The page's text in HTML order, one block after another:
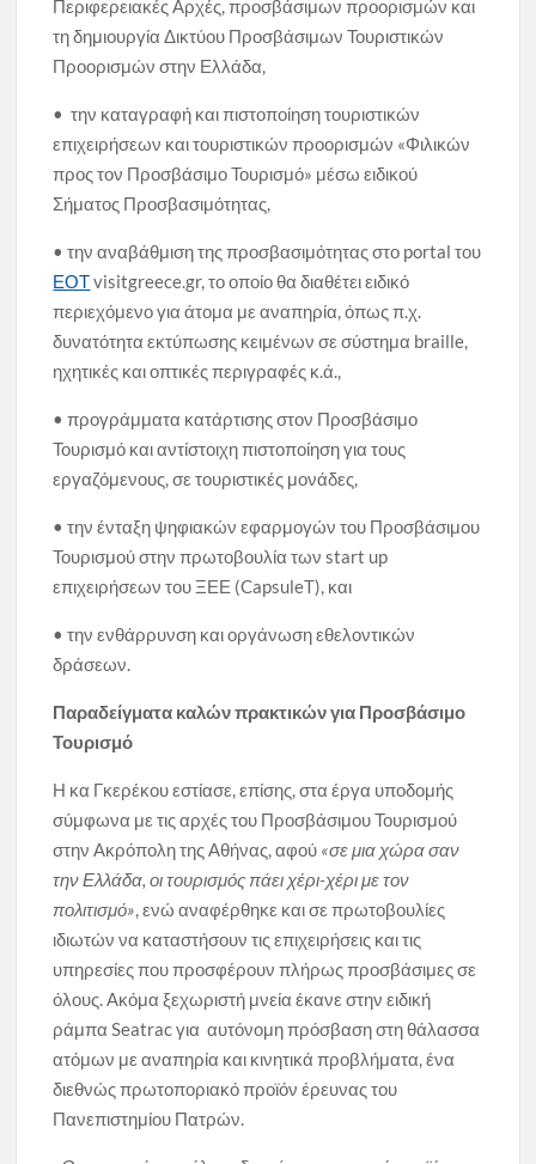
Περιφερειακές Αρχές, προσβάσιμων προορισμών και
τη δημιουργία Δικτύου Προσβάσιμων Τουριστικών
Προορισμών στην Ελλάδα,
• την καταγραφή και πιστοποίηση τουριστικών
επιχειρήσεων και τουριστικών προορισμών «Φιλικών
προς τον Προσβάσιμο Τουρισμό» μέσω ειδικού
Σήματος Προσβασιμότητας,
• την αναβάθμιση της προσβασιμότητας στο portal του
ΕΟΤvisitgreece.gr, το οποίο θα διαθέτει ειδικό
περιεχόμενο για άτομα με αναπηρία, όπως π.χ.
δυνατότητα εκτύπωσης κειμένων σε σύστημα braille,
ηχητικές και οπτικές περιγραφές κ.ά.,
• προγράμματα κατάρτισης στον Προσβάσιμο
Τουρισμό και αντίστοιχη πιστοποίηση για τους
εργαζόμενους, σε τουριστικές μονάδες,
• την ένταξη ψηφιακών εφαρμογών του Προσβάσιμου
Τουρισμού στην πρωτοβουλία των start up
επιχειρήσεων του ΞΕΕ (CapsuleT), και
• την ενθάρρυνση και οργάνωση εθελοντικών
δράσεων.
Παραδείγματα καλών πρακτικών για Προσβάσιμο
Τουρισμό
Η κα Γκερέκου εστίασε, επίσης, στα έργα υποδομής
σύμφωνα με τις αρχές του Προσβάσιμου Τουρισμού
στην Ακρόπολη της Αθήνας, αφού «σε μια χώρα σαν
την Ελλάδα, οι τουρισμός πάει χέρι-χέρι με τον
πολιτισμό», ενώ αναφέρθηκε και σε πρωτοβουλίες
ιδιωτών να καταστήσουν τις επιχειρήσεις και τις
υπηρεσίες που προσφέρουν πλήρως προσβάσιμες σε
όλους. Ακόμα ξεχωριστή μνεία έκανε στην ειδική
ράμπα Seatrac για αυτόνομη πρόσβαση στη θάλασσα
ατόμων με αναπηρία και κινητικά προβλήματα, ένα
διεθνώς πρωτοποριακό προϊόν έρευνας του
Πανεπιστημίου Πατρών.